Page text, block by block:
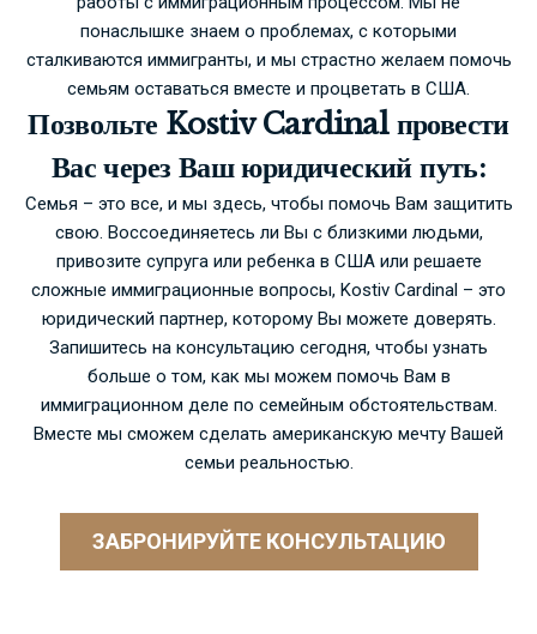
понаслышке знаем о проблемах, с которыми
сталкиваются иммигранты, и мы страстно желаем помочь
семьям оставаться вместе и процветать в США.
Позвольте Kostiv Cardinal провести
Вас через Ваш юридический путь:
Семья – это все, и мы здесь, чтобы помочь Вам защитить
свою. Воссоединяетесь ли Вы с близкими людьми,
привозите супруга или ребенка в США или решаете
сложные иммиграционные вопросы, Kostiv Cardinal – это
юридический партнер, которому Вы можете доверять.
Запишитесь на консультацию сегодня, чтобы узнать
больше о том, как мы можем помочь Вам в
иммиграционном деле по семейным обстоятельствам.
Вместе мы сможем сделать американскую мечту Вашей
семьи реальностью.
ЗАБРОНИРУЙТЕ КОНСУЛЬТАЦИЮ